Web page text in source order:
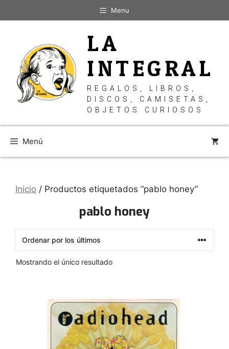
al
Menu
LA
INTEGRAL
REGALOS, LIBROS,
DISCOS, CAMISETAS,
OBJETOS CURIOSOS
Menú
Inicio / Productos etiquetados “pablo honey”
pablo honey
Mostrando el único resultado